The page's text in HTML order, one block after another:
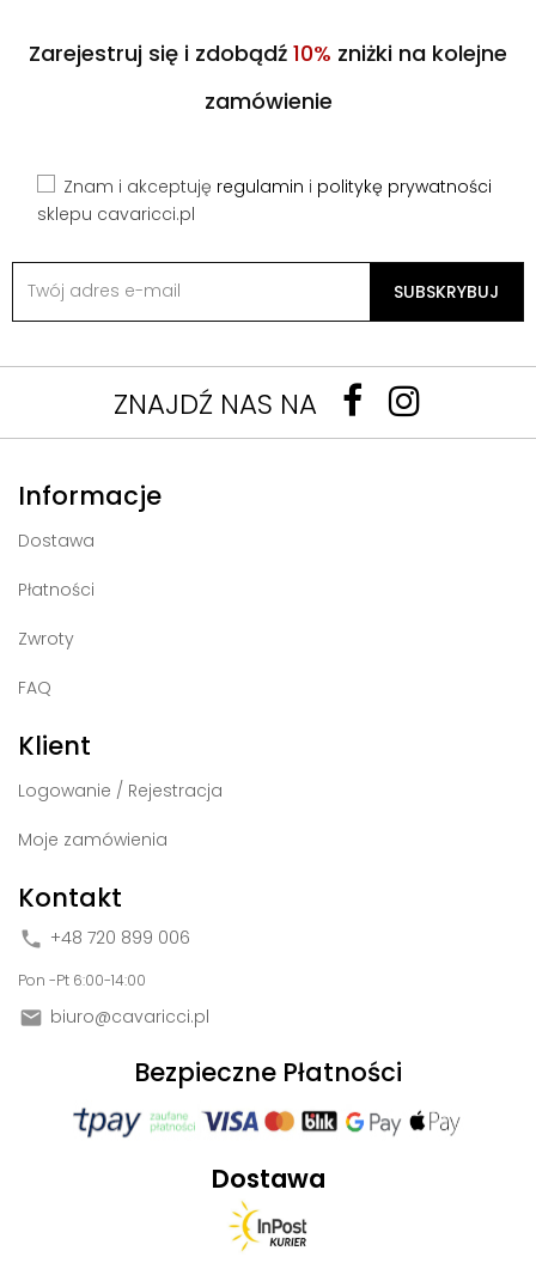
Zarejestruj się i zdobądź 10% zniżki na kolejne
zamówienie
Znam i akceptuję regulamin i politykę prywatności
sklepu cavaricci.pl
SUBSKRYBUJ
ZNAJDŹ NAS NA
Informacje
Dostawa
Płatności
Zwroty
FAQ
Klient
Logowanie / Rejestracja
Moje zamówienia
Kontakt
 +48 720 899 006
Pon -Pt 6:00-14:00
 biuro@cavaricci.pl
Bezpieczne Płatności
Dostawa